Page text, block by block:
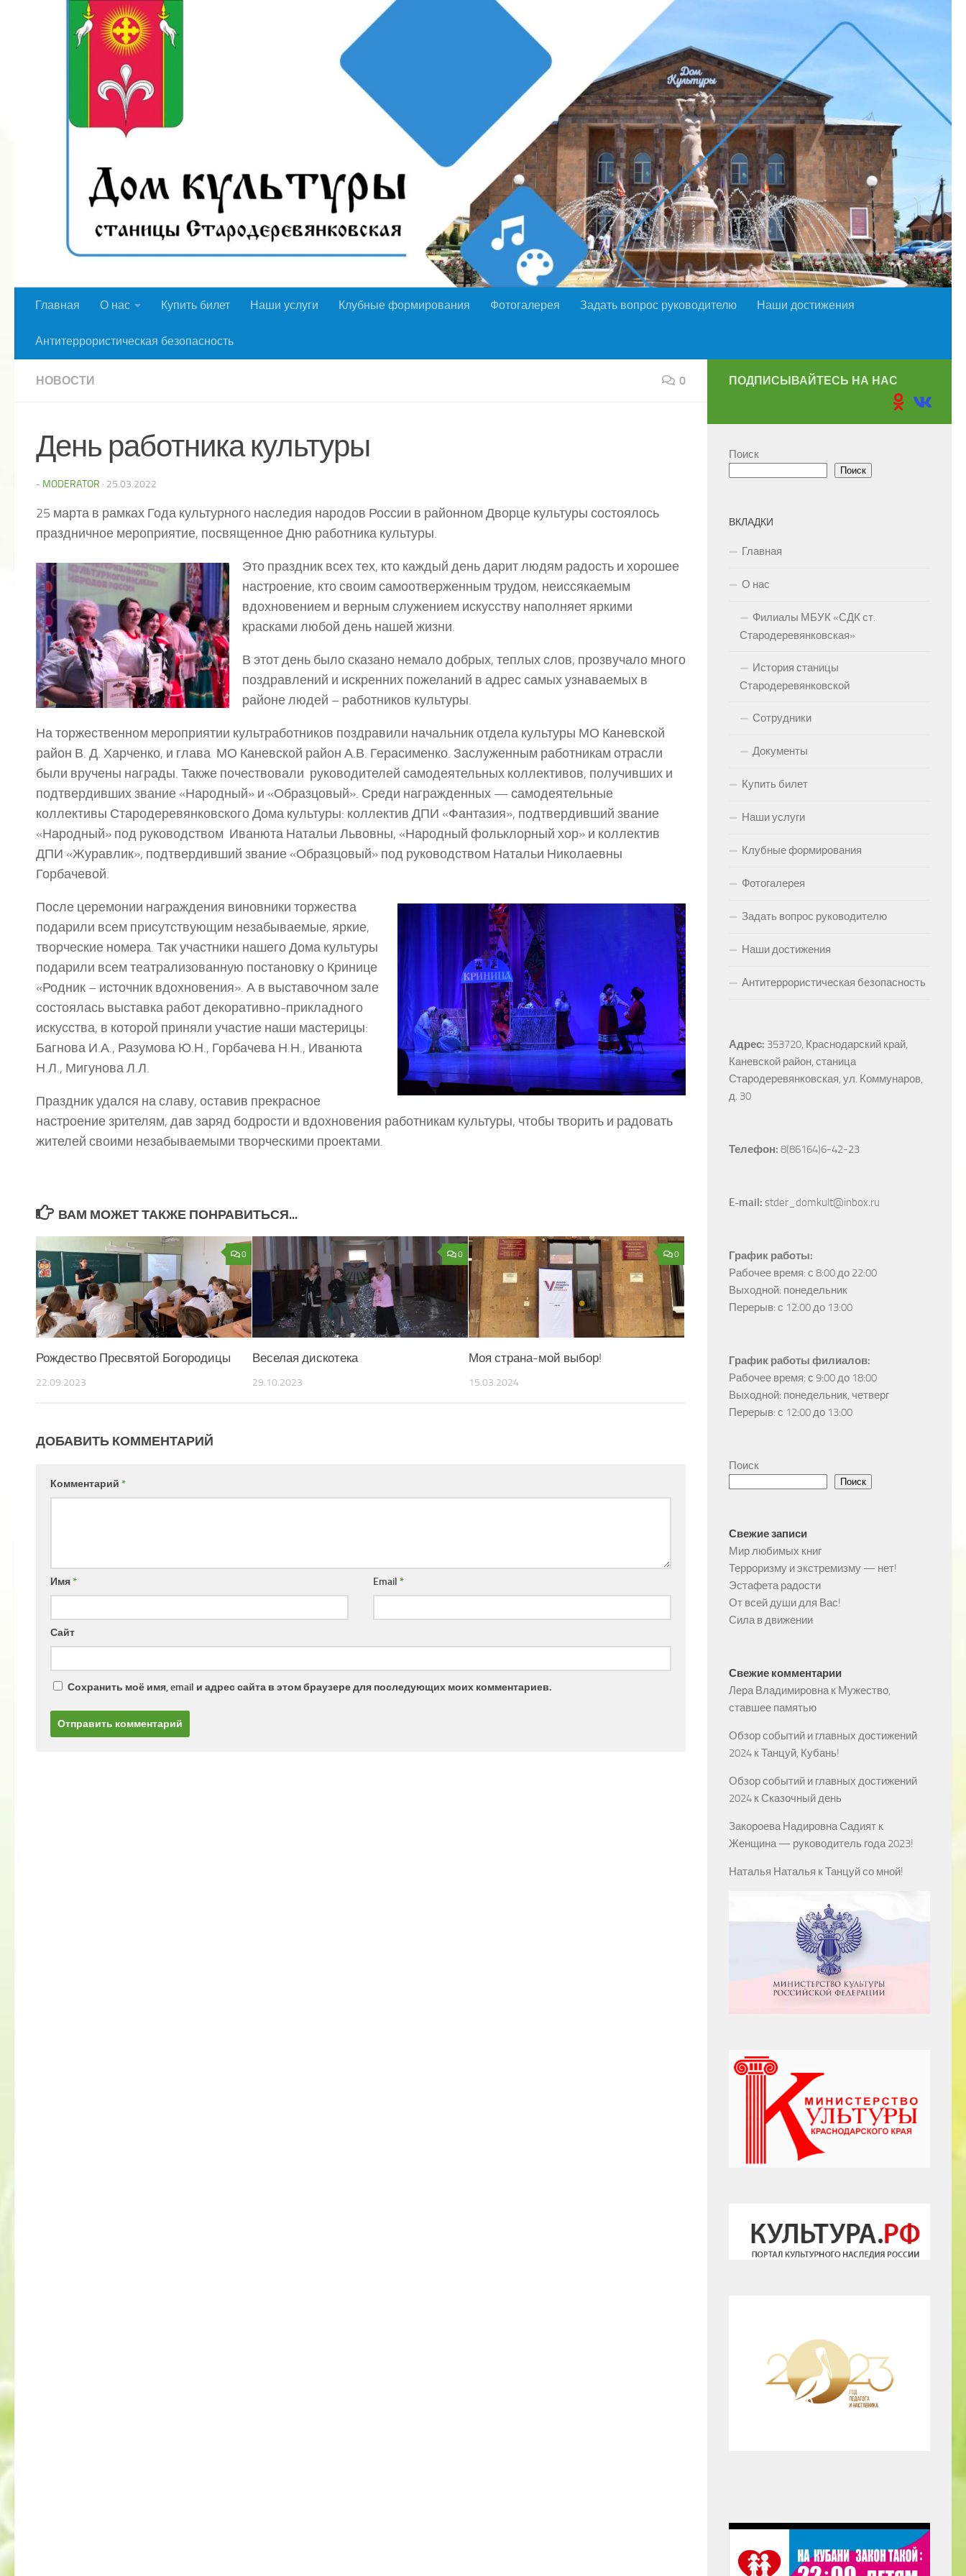
Перейти к содержимому
Главная О нас Купить билет Наши услуги Клубные формирования Фотогалерея Задать вопрос руководителю Наши достижения
Антитеррористическая безопасность
НОВОСТИ 0
День работника культуры
- MODERATOR · 25.03.2022
25 марта в рамках Года культурного наследия народов России в районном Дворце культуры состоялось
праздничное мероприятие, посвященное Дню работника культуры.
Это праздник всех тех, кто каждый день дарит людям радость и хорошее
настроение, кто своим самоотверженным трудом, неиссякаемым
вдохновением и верным служением искусству наполняет яркими
красками любой день нашей жизни.
В этот день было сказано немало добрых, теплых слов, прозвучало много
поздравлений и искренних пожеланий в адрес самых узнаваемых в
районе людей – работников культуры.
На торжественном мероприятии культработников поздравили начальник отдела культуры МО Каневской
район В. Д. Харченко, и глава МО Каневской район А.В. Герасименко. Заслуженным работникам отрасли
были вручены награды. Также почествовали руководителей самодеятельных коллективов, получивших и
подтвердивших звание «Народный» и «Образцовый». Среди награжденных — самодеятельные
коллективы Стародеревянковского Дома культуры: коллектив ДПИ «Фантазия», подтвердивший звание
«Народный» под руководством Иванюта Натальи Львовны, «Народный фольклорный хор» и коллектив
ДПИ «Журавлик», подтвердивший звание «Образцовый» под руководством Натальи Николаевны
Горбачевой.
После церемонии награждения виновники торжества
подарили всем присутствующим незабываемые, яркие,
творческие номера. Так участники нашего Дома культуры
подарили всем театрализованную постановку о Кринице
«Родник – источник вдохновения». А в выставочном зале
состоялась выставка работ декоративно-прикладного
искусства, в которой приняли участие наши мастерицы:
Багнова И.А., Разумова Ю.Н., Горбачева Н.Н., Иванюта
Н.Л., Мигунова Л.Л.
Праздник удался на славу, оставив прекрасное
настроение зрителям, дав заряд бодрости и вдохновения работникам культуры, чтобы творить и радовать
жителей своими незабываемыми творческими проектами.
ВАМ МОЖЕТ ТАКЖЕ ПОНРАВИТЬСЯ...
0
Рождество Пресвятой Богородицы
22.09.2023
0
Веселая дискотека
29.10.2023
0
Моя страна-мой выбор!
15.03.2024
ДОБАВИТЬ КОММЕНТАРИЙ
Комментарий *
Имя* Email*
Сайт
Сохранить моё имя, email и адрес сайта в этом браузере для последующих моих комментариев.
ПОДПИСЫВАЙТЕСЬ НА НАС
Поиск
Поиск
ВКЛАДКИ
Главная
О нас
Филиалы МБУК «СДК ст.
Стародеревянковская»
История станицы
Стародеревянковской
Сотрудники
Документы
Купить билет
Наши услуги
Клубные формирования
Фотогалерея
Задать вопрос руководителю
Наши достижения
Антитеррористическая безопасность
Адрес: 353720, Краснодарский край,
Каневской район, станица
Стародеревянковская, ул. Коммунаров,
д. 30
Телефон: 8(86164)6-42-23
E-mail: stder_domkult@inbox.ru
График работы:
Рабочее время: с 8:00 до 22:00
Выходной: понедельник
Перерыв: с 12:00 до 13:00
График работы филиалов:
Рабочее время: с 9:00 до 18:00
Выходной: понедельник, четверг
Перерыв: с 12:00 до 13:00
Поиск
Поиск
Свежие записи
Мир любимых книг
Терроризму и экстремизму — нет!
Эстафета радости
От всей души для Вас!
Сила в движении
Свежие комментарии
Лера Владимировнак Мужество,
ставшее памятью
Обзор событий и главных достижений
2024 кТанцуй, Кубань!
Обзор событий и главных достижений
2024 кСказочный день
Закороева Надировна Садият к
Женщина — руководитель года 2023!
Наталья Наталья кТанцуй со мной!